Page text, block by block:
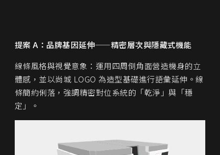
提案 A：品牌基因延伸——精密層次與隱藏式機能
線條風格與視覺意象：運用四周倒角面營造機身的立
體感，並以尚城 LOGO 為造型基礎進行語彙延伸。線
條簡約俐落，強調精密對位系統的「乾淨」與「穩
定」。